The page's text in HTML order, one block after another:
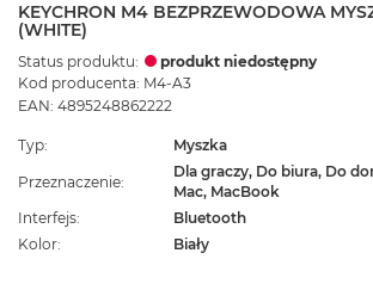
KEYCHRON M4 BEZPRZEWODOWA
(WHITE)
Status produktu:
produkt niedostępny
Kod producenta: M4-A3
EAN: 4895248862222
Typ Myszka
Przeznaczenie
Dla graczy, Do biura, Do
Mac, MacBook
Interfejs
Bluetooth
Kolor
Biały